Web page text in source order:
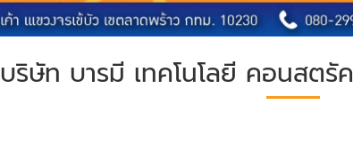
บริษัท บารมี เทคโนโลยี คอนสต